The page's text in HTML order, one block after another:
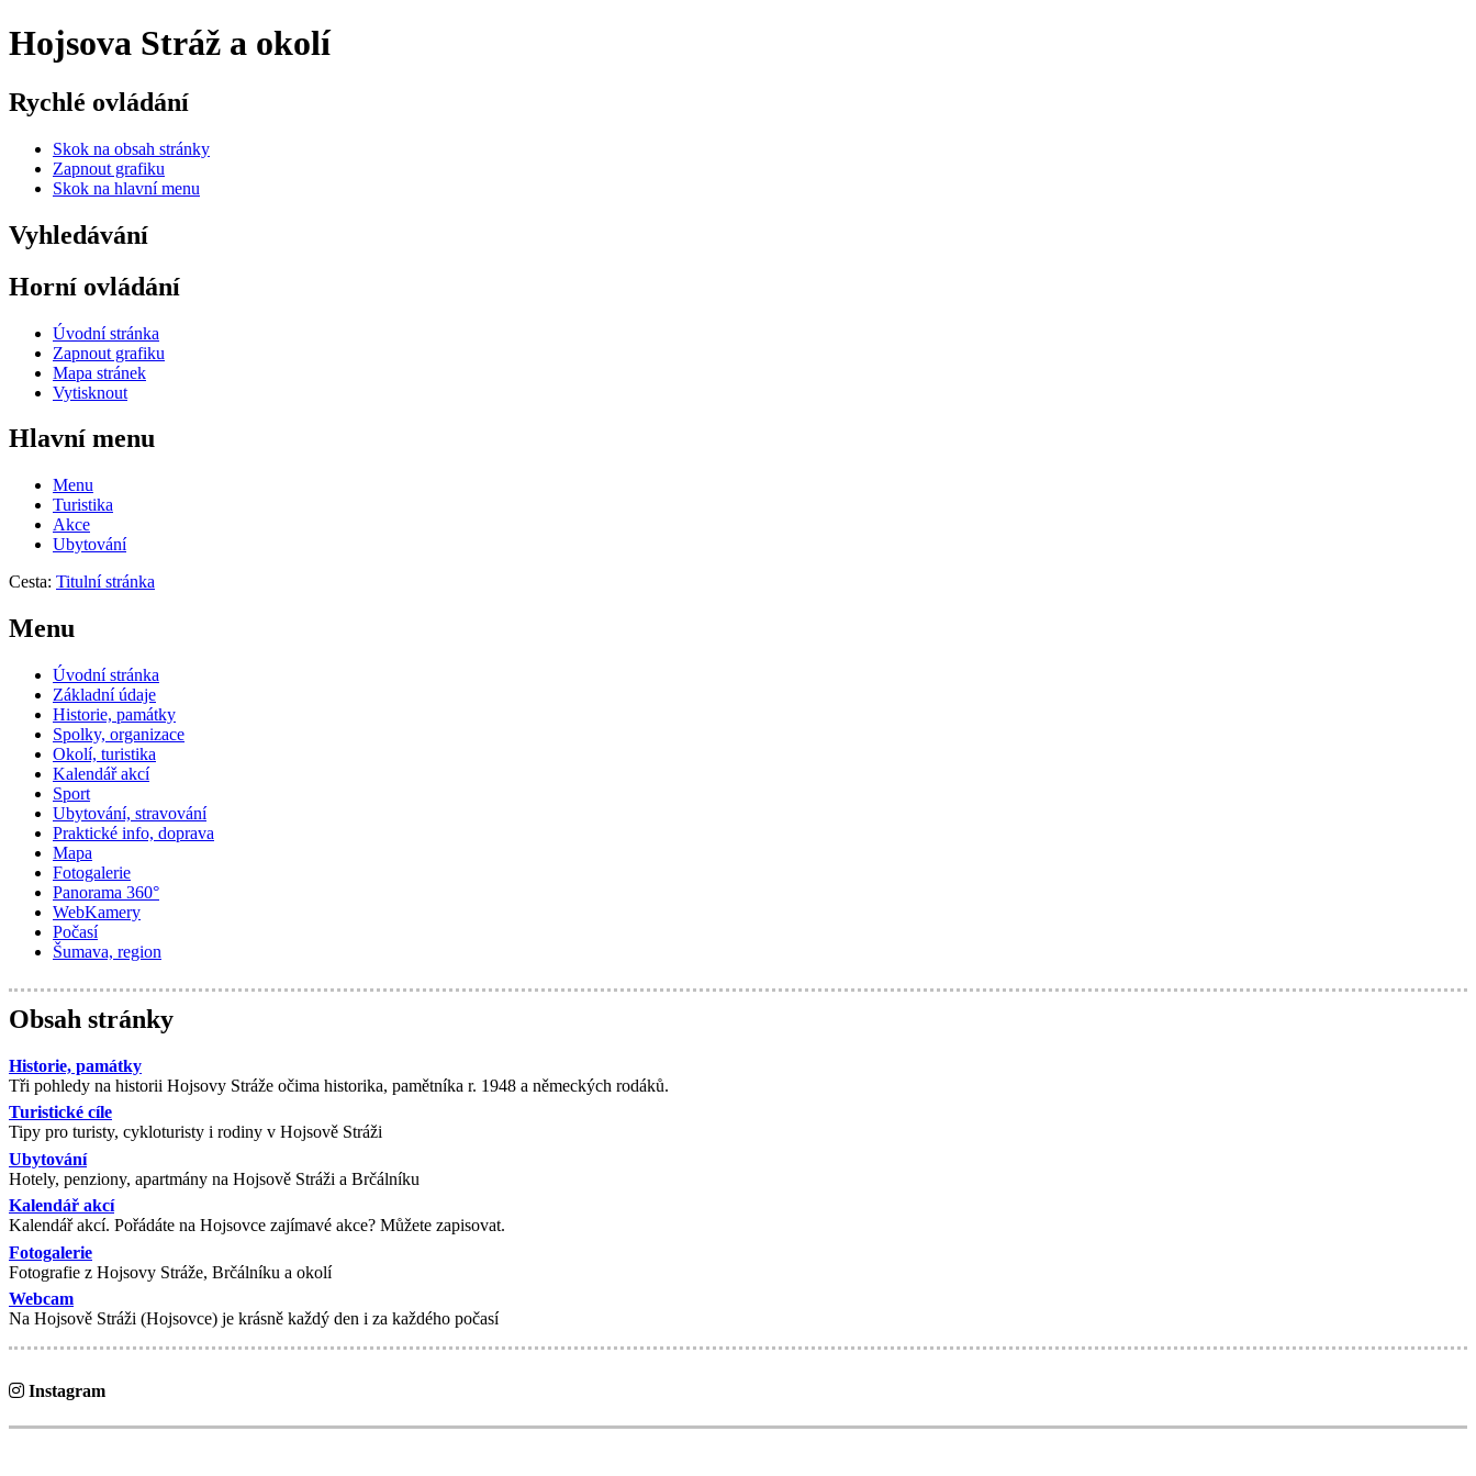
Hojsova Stráž a okolí
Rychlé ovládání
Skok na obsah stránky
Zapnout grafiku
Skok na hlavní menu
Vyhledávání
Horní ovládání
Úvodní stránka
Zapnout grafiku
Mapa stránek
Vytisknout
Hlavní menu
Menu
Turistika
Akce
Ubytování
Cesta: Titulní stránka
Menu
Úvodní stránka
Základní údaje
Historie, památky
Spolky, organizace
Okolí, turistika
Kalendář akcí
Sport
Ubytování, stravování
Praktické info, doprava
Mapa
Fotogalerie
Panorama 360°
WebKamery
Počasí
Šumava, region
Obsah stránky
Historie, památky
Tři pohledy na historii Hojsovy Stráže očima historika, pamětníka r. 1948 a německých rodáků.
Turistické cíle
Tipy pro turisty, cykloturisty i rodiny v Hojsově Stráži
Ubytování
Hotely, penziony, apartmány na Hojsově Stráži a Brčálníku
Kalendář akcí
Kalendář akcí. Pořádáte na Hojsovce zajímavé akce? Můžete zapisovat.
Fotogalerie
Fotografie z Hojsovy Stráže, Brčálníku a okolí
Webcam
Na Hojsově Stráži (Hojsovce) je krásně každý den i za každého počasí
Instagram